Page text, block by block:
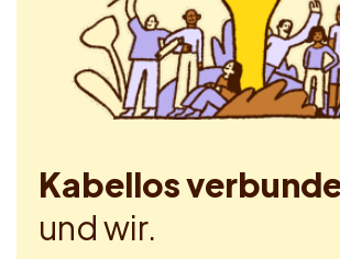
Kabellos
und wir.